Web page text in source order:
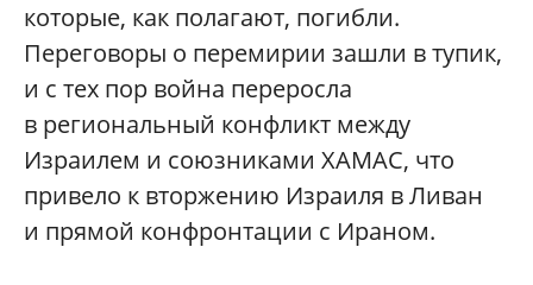
которые, как полагают, погибли.
Переговоры о перемирии зашли в тупик,
и с тех пор война переросла
в региональный конфликт между
Израилем и союзниками ХАМАС, что
привело к вторжению Израиля в Ливан
и прямой конфронтации с Ираном.